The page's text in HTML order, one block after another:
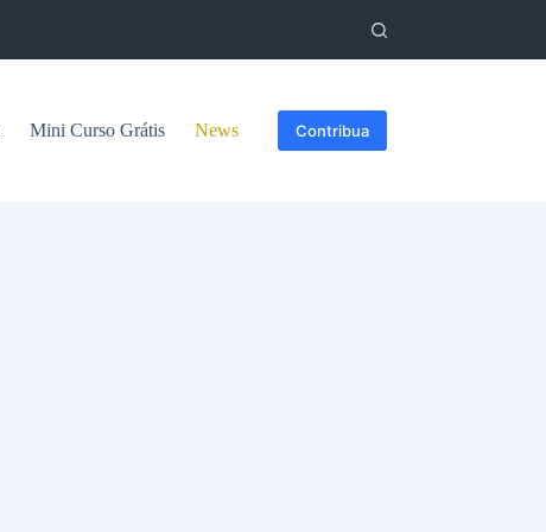
Mini Curso Grátis News Contribua